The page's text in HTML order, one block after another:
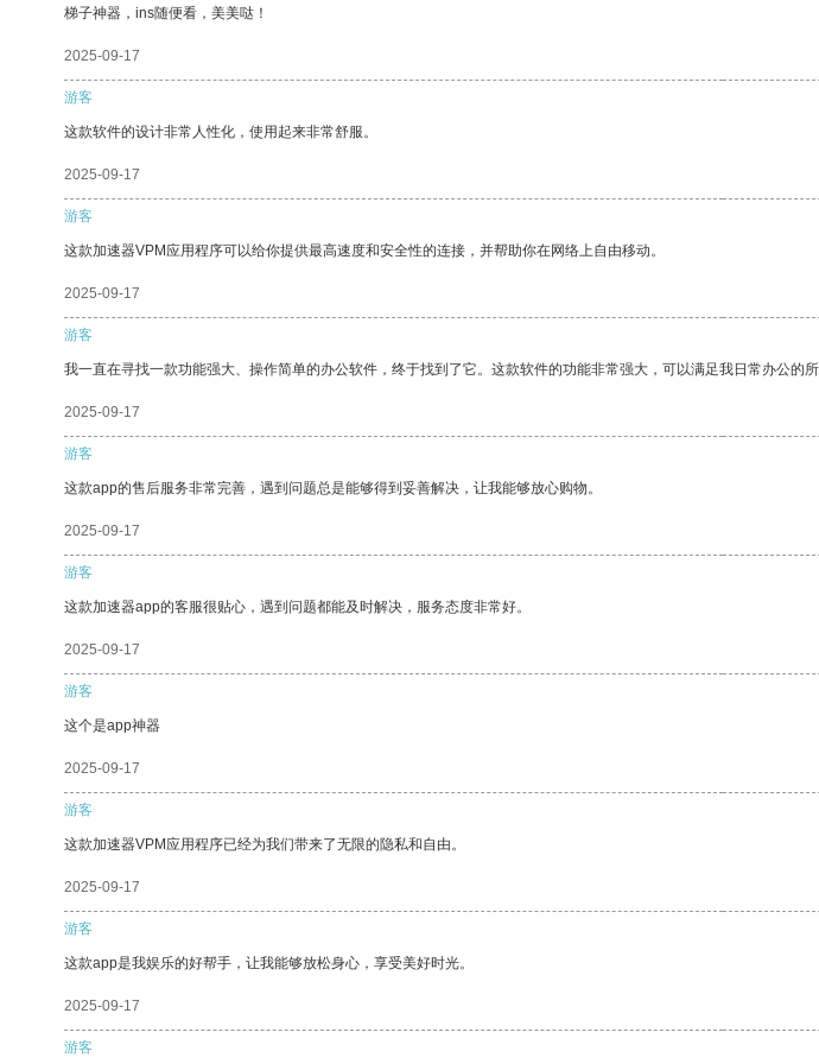
梯子神器，ins随便看，美美哒！
2025-09-17
游客
这款软件的设计非常人性化，使用起来非常舒服。
2025-09-17
游客
这款加速器VPM应用程序可以给你提供最高速度和安全性的连接，并帮助你在网络上自由移动。
2025-09-17
游客
我一直在寻找一款功能强大、操作简单的办公软件，终于找到了它。这款软件的功能非常强大，可以满足我日常办公的
2025-09-17
游客
这款app的售后服务非常完善，遇到问题总是能够得到妥善解决，让我能够放心购物。
2025-09-17
游客
这款加速器app的客服很贴心，遇到问题都能及时解决，服务态度非常好。
2025-09-17
游客
这个是app神器
2025-09-17
游客
这款加速器VPM应用程序已经为我们带来了无限的隐私和自由。
2025-09-17
游客
这款app是我娱乐的好帮手，让我能够放松身心，享受美好时光。
2025-09-17
游客